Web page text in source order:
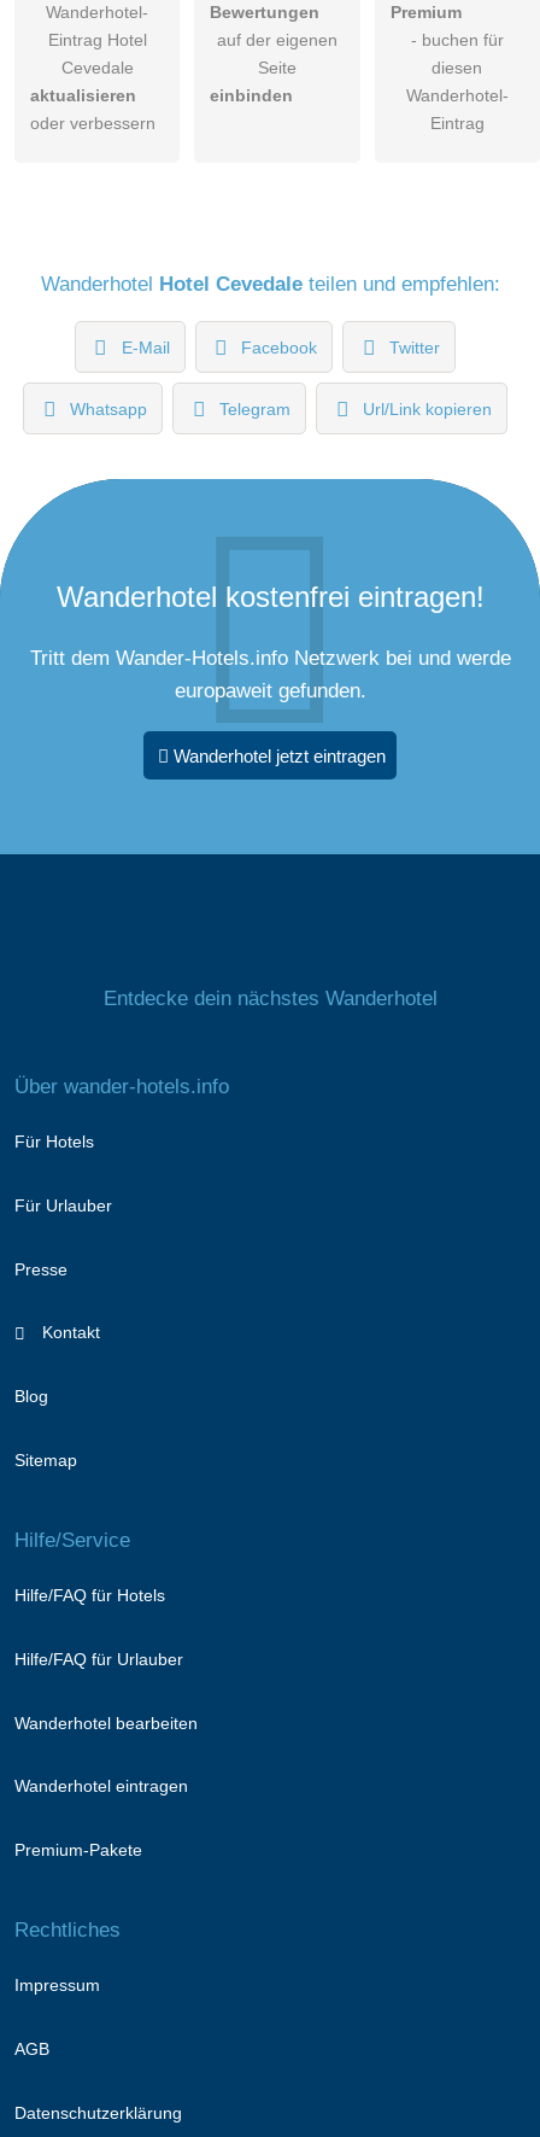
Wanderhotel-
Eintrag Hotel
Cevedale
aktualisieren
oder verbessern
Bewertungen
auf der eigenen
Seite
einbinden
Premium
- buchen für
diesen
Wanderhotel-
Eintrag
Wanderhotel Hotel Cevedaleteilen und empfehlen:
E-Mail Facebook Twitter
Whatsapp Telegram Url/Link kopieren
Wanderhotel kostenfrei eintragen!
Tritt dem Wander-Hotels.info Netzwerk bei und werde
europaweit gefunden.
Wanderhotel jetzt eintragen
Entdecke dein nächstes Wanderhotel
Über wander-hotels.info
Für Hotels
Für Urlauber
Presse
Kontakt
Blog
Sitemap
Hilfe/Service
Hilfe/FAQ für Hotels
Hilfe/FAQ für Urlauber
Wanderhotel bearbeiten
Wanderhotel eintragen
Premium-Pakete
Rechtliches
Impressum
AGB
Datenschutzerklärung